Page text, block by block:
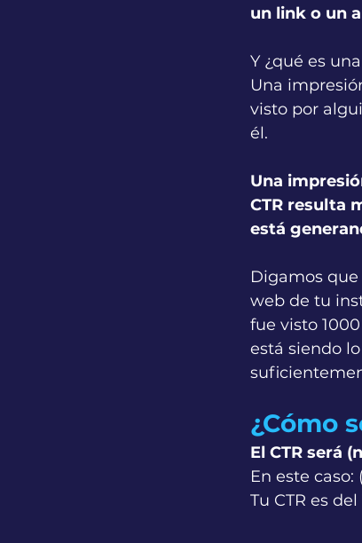
un link o un
Y ¿qué es
Una
visto por
él.
Una
CTR resulta
está
Digamos
web de tu
fue visto
está siendo
¿Cómo
El CTR será
En este caso:
Tu CTR es del